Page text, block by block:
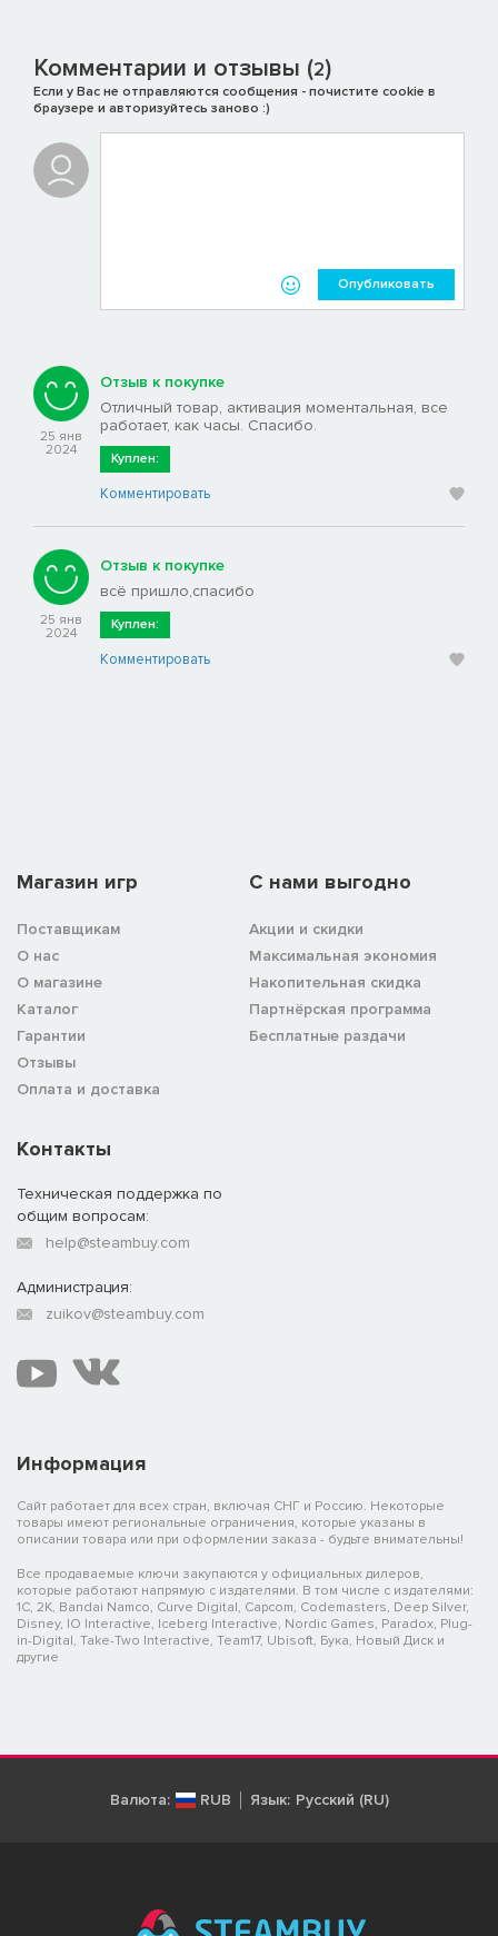
Комментарии и отзывы (2)
Если у Вас не отправляются сообщения - почистите cookie в
браузере и авторизуйтесь заново :)
Опубликовать
25 янв
2024
Отзыв к покупке
Отличный товар, активация моментальная, все
работает, как часы. Спасибо.
Куплен:
Комментировать
25 янв
2024
Отзыв к покупке
всё пришло,спасибо
Куплен:
Комментировать
Магазин игр
Поставщикам
О нас
О магазине
Каталог
Гарантии
Отзывы
Оплата и доставка
C нами выгодно
Акции и скидки
Максимальная экономия
Накопительная скидка
Партнёрская программа
Бесплатные раздачи
Информация
Сайт работает для всех стран, включая СНГ и Россию. Некоторые
товары имеют региональные ограничения, которые указаны в
описании товара или при оформлении заказа - будьте внимательны!
Все продаваемые ключи закупаются у официальных дилеров,
которые работают напрямую с издателями. В том числе с издателями:
1C, 2K, Bandai Namco, Curve Digital, Capcom, Codemasters, Deep Silver,
Disney, IO Interactive, Iceberg Interactive, Nordic Games, Paradox, Plug-
in-Digital, Take-Two Interactive, Team17, Ubisoft, Бука, Новый Диск и
другие
Контакты
Техническая поддержка по
общим вопросам:
help@steambuy.com
Администрация:
zuikov@steambuy.com
Валюта: RUB Язык: Русский (RU)